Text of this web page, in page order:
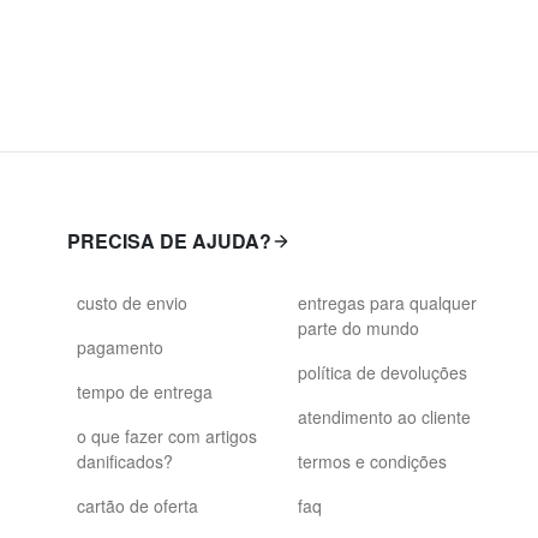
PRECISA DE AJUDA?
custo de envio
pagamento
tempo de entrega
o que fazer com artigos
danificados?
cartão de oferta
entregas para qualquer
parte do mundo
política de devoluções
atendimento ao cliente
termos e condições
faq